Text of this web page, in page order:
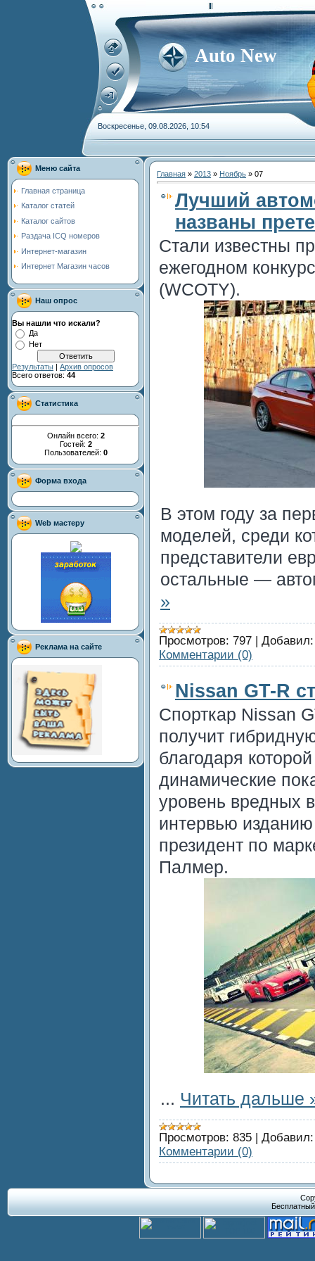
Auto New
Воскресенье, 09.08.2026, 10:54
Меню сайта
Главная страница
Каталог статей
Каталог сайтов
Раздача ICQ номеров
Интернет-магазин
Интернет Магазин часов
Наш опрос
Вы нашли что искали?
Да
Нет
Результаты | Архив опросов
Всего ответов: 44
Статистика
Онлайн всего: 2
Гостей: 2
Пользователей: 0
Форма входа
Web мастеру
Реклама на сайте
Главная » 2013 » Ноябрь » 07
Лучший
названы
Стали известны
ежегодном
(WCOTY).
В этом году за
моделей, среди
представители
остальные —
»
Просмотров: 797 | Добавил:
Комментарии (0)
Nissan GT-R
Спорткар Nissan
получит
благодаря
динамические
уровень вредных
интервью
президент по
Палмер.
... Читать дальше
Просмотров: 835 | Добавил:
Комментарии (0)